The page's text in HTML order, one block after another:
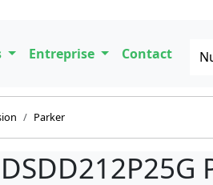
Entreprise Contact
Parker
DSDD212P25G